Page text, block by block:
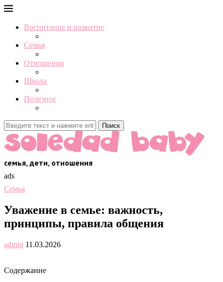
Воспитание и развитие
Семья
Отношения
Школа
Полезное
Поиск
семья, дети, отношения
ads
Семья
Уважение в семье: важность,
принципы, правила общения
admin 11.03.2026
Содержание